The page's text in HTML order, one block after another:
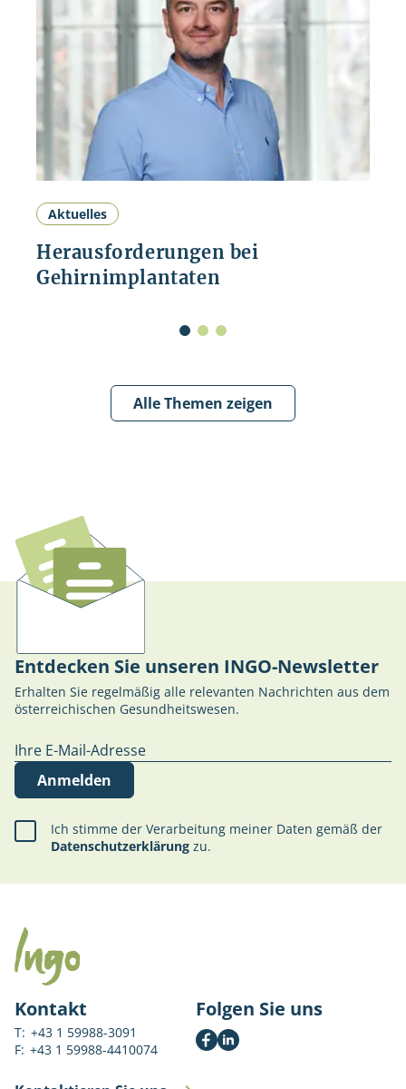
Aktuelles
Herausforderungen bei
Gehirnimplantaten
Alle Themen zeigen
Entdecken Sie unseren INGO-Newsletter
Erhalten Sie regelmäßig alle relevanten Nachrichten aus dem
österreichischen Gesundheitswesen.
Anmelden
Ich stimme der Verarbeitung meiner Daten gemäß der
Datenschutzerklärung zu.
Kontakt
T: +43 1 59988-3091
F: +43 1 59988-4410074
Folgen Sie uns